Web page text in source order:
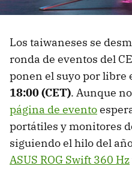
Los taiwaneses se
ronda de eventos del
ponen el suyo por libre
18:00 (CET). Aunque
página de evento
portátiles y monitores
siguiendo el hilo del
ASUS ROG Swift 360 Hz